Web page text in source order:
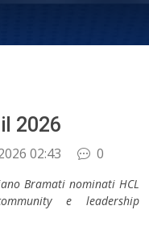
2026
02:43 0
Bramati nominati HCL
e leadership